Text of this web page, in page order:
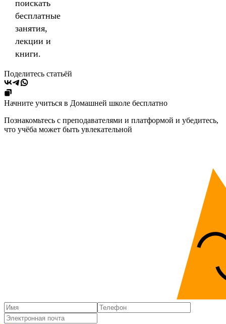
поискать
бесплатные
занятия,
лекции и
книги.
Поделитесь статьёй
Начните учиться в Домашней школе бесплатно
Познакомьтесь с преподавателями и платформой и убедитесь,
что учёба может быть увлекательной